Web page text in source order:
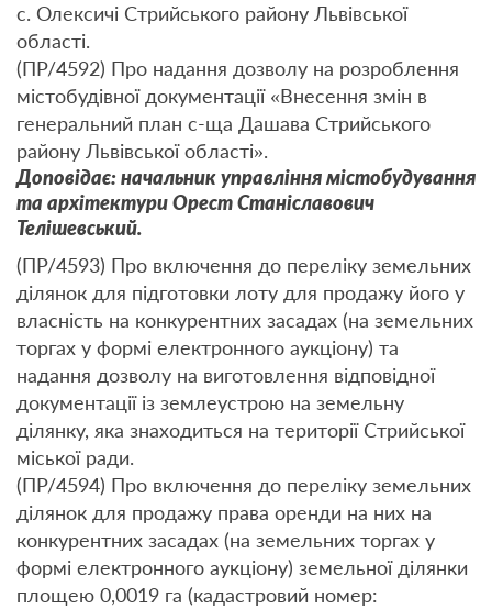
с. Олексичі Стрийського району Львівської
області.
(ПР/4592) Про надання дозволу на розроблення
містобудівної документації «Внесення змін в
генеральний план с-ща Дашава Стрийського
району Львівської області».
Доповідає: начальник управління містобудування
та архітектури Орест Станіславович
Телішевський.
(ПР/4593) Про включення до переліку земельних
ділянок для підготовки лоту для продажу його у
власність на конкурентних засадах (на земельних
торгах у формі електронного аукціону) та
надання дозволу на виготовлення відповідної
документації із землеустрою на земельну
ділянку, яка знаходиться на території Стрийської
міської ради.
(ПР/4594) Про включення до переліку земельних
ділянок для продажу права оренди на них на
конкурентних засадах (на земельних торгах у
формі електронного аукціону) земельної ділянки
площею 0,0019 га (кадастровий номер: